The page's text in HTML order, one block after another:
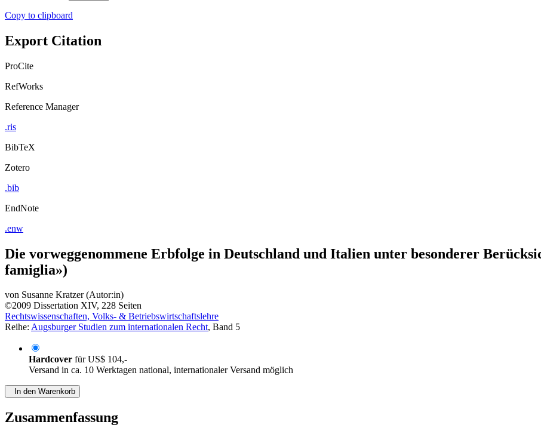
Copy to clipboard
Export Citation
ProCite
RefWorks
Reference Manager
.ris
BibTeX
Zotero
.bib
EndNote
.enw
Die vorweggenommene Erbfolge in Deutschland und Italien unter besonderer
famiglia»)
von Susanne Kratzer (Autor:in)
©2009 Dissertation XIV, 228 Seiten
Rechtswissenschaften, Volks- & Betriebswirtschaftslehre
Reihe: Augsburger Studien zum internationalen Recht, Band 5
Hardcover fürUS$ 104,-
Versand in ca. 10 Werktagen national, internationaler Versand möglich
In den Warenkorb
Zusammenfassung